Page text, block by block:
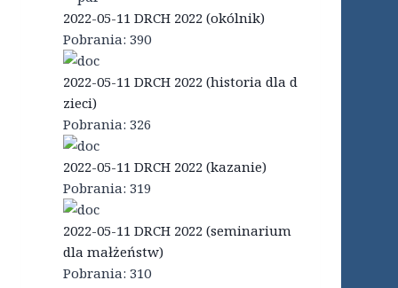
2022-05-11 DRCH 2022 (okólnik)
Pobrania: 390
2022-05-11 DRCH 2022 (historia dla d
zieci)
Pobrania: 326
2022-05-11 DRCH 2022 (kazanie)
Pobrania: 319
2022-05-11 DRCH 2022 (seminarium
dla małżeństw)
Pobrania: 310